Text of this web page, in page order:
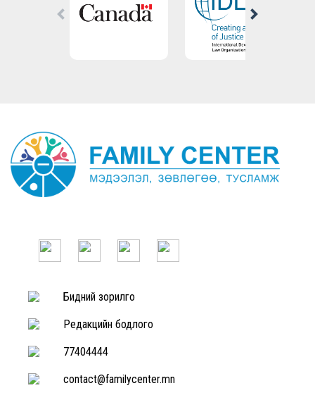
Бидний зорилго
Редакцийн бодлого
77404444
contact@familycenter.mn